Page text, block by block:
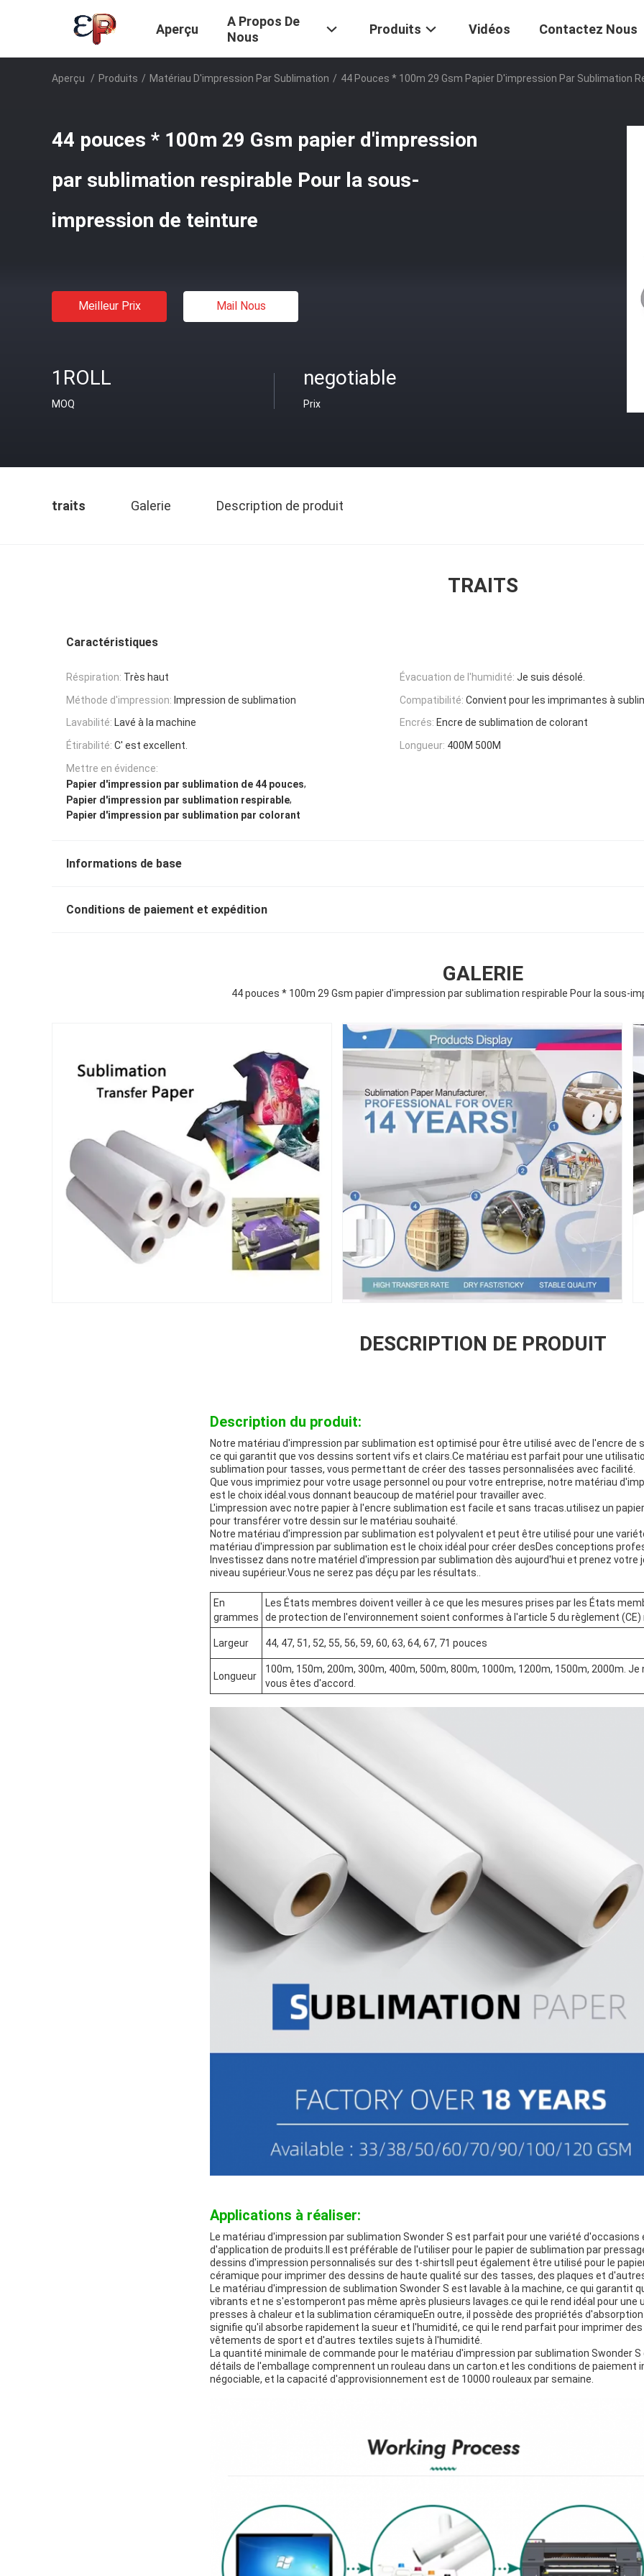
Aperçu
A Propos De
Nous
Produits Vidéos Contactez Nous
Aperçu / Produits / Matériau D'impression Par Sublimation / 44 Pouces * 100m 29 Gsm Papier D'impression Par Sublimation
44 pouces * 100m 29 Gsm papier d'impression
par sublimation respirable Pour la sous-
impression de teinture
Meilleur Prix Mail Nous
1ROLL
MOQ
negotiable
Prix
traits Galerie Description de produit
TRAITS
Caractéristiques
Réspiration: Très haut Évacuation de l'humidité: Je suis désolé.
Méthode d'impression: Impression de sublimation Compatibilité: Convient pour les imprimantes à
Lavabilité: Lavé à la machine Encrés: Encre de sublimation de colorant
Étirabilité: C' est excellent. Longueur: 400M 500M
Mettre en évidence:
Papier d'impression par sublimation de 44 pouces,
Papier d'impression par sublimation respirable,
Papier d'impression par sublimation par colorant
Informations de base
Conditions de paiement et expédition
GALERIE
44 pouces * 100m 29 Gsm papier d'impression par sublimation respirable Pour la sous-
DESCRIPTION DE PRODUIT
Description du produit:
Notre matériau d'impression par sublimation est optimisé pour être utilisé avec de l'encre de
ce qui garantit que vos dessins sortent vifs et clairs.Ce matériau est parfait pour une
sublimation pour tasses, vous permettant de créer des tasses personnalisées avec facilité.
Que vous imprimiez pour votre usage personnel ou pour votre entreprise, notre matériau
est le choix idéal.vous donnant beaucoup de matériel pour travailler avec.
L'impression avec notre papier à l'encre sublimation est facile et sans tracas.utilisez un
pour transférer votre dessin sur le matériau souhaité.
Notre matériau d'impression par sublimation est polyvalent et peut être utilisé pour une
matériau d'impression par sublimation est le choix idéal pour créer desDes conceptions
Investissez dans notre matériel d'impression par sublimation dès aujourd'hui et prenez votre
niveau supérieur.Vous ne serez pas déçu par les résultats..
En
grammes
Les États membres doivent veiller à ce que les mesures prises par les États
de protection de l'environnement soient conformes à l'article 5 du règlement (CE)
Largeur 44, 47, 51, 52, 55, 56, 59, 60, 63, 64, 67, 71 pouces
Longueur
100m, 150m, 200m, 300m, 400m, 500m, 800m, 1000m, 1200m, 1500m, 2000m. Je
vous êtes d'accord.
Applications à réaliser:
Le matériau d'impression par sublimation Swonder S est parfait pour une variété d'occasions
d'application de produits.Il est préférable de l'utiliser pour le papier de sublimation par
dessins d'impression personnalisés sur des t-shirtsIl peut également être utilisé pour le
céramique pour imprimer des dessins de haute qualité sur des tasses, des plaques et
Le matériau d'impression de sublimation Swonder S est lavable à la machine, ce qui garantit
vibrants et ne s'estomperont pas même après plusieurs lavages.ce qui le rend idéal pour une
presses à chaleur et la sublimation céramiqueEn outre, il possède des propriétés
signifie qu'il absorbe rapidement la sueur et l'humidité, ce qui le rend parfait pour imprimer
vêtements de sport et d'autres textiles sujets à l'humidité.
La quantité minimale de commande pour le matériau d'impression par sublimation Swonder
détails de l'emballage comprennent un rouleau dans un carton.et les conditions de paiement
négociable, et la capacité d'approvisionnement est de 10000 rouleaux par semaine.